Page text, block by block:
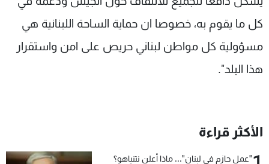
كل ما يقوم به، خصوصا ان حماية الساحة اللبنانية هي
مسؤولية كل مواطن لبناني حريص على امن واستقرار
هذا البلد".
الأكثر قراءة
"عمل حازم في لبنان"... ماذا أعلن نتنياهو؟